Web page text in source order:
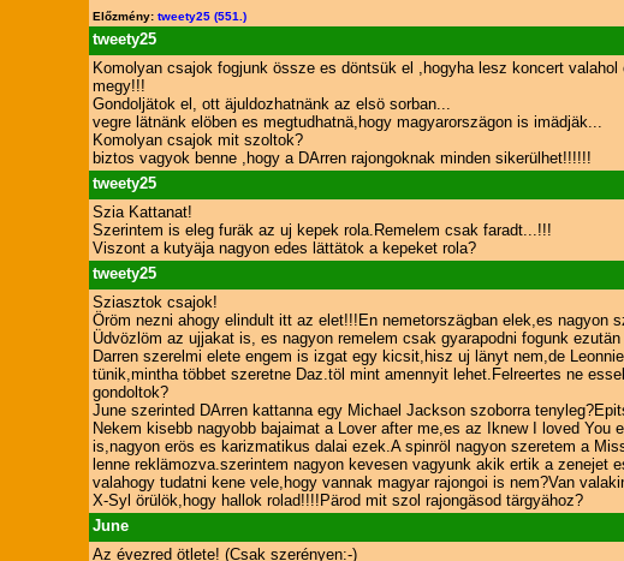
Előzmény: tweety25 (551.)
tweety25
Komolyan csajok fogjunk össze es döntsük el ,hogyha lesz koncert
megy!!!
Gondoljätok el, ott äjuldozhatnänk az elsö sorban...
vegre lätnänk elöben es megtudhatnä,hogy magyarorszägon is imädjäk...
Komolyan csajok mit szoltok?
biztos vagyok benne ,hogy a DArren rajongoknak minden sikerülhet!!!!!!
tweety25
Szia Kattanat!
Szerintem is eleg furäk az uj kepek rola.Remelem csak faradt...!!!
Viszont a kutyäja nagyon edes lättätok a kepeket rola?
tweety25
Sziasztok csajok!
Öröm nezni ahogy elindult itt az elet!!!En nemetorszägban elek,es
Üdvözlöm az ujjakat is, es nagyon remelem csak gyarapodni fogunk
Darren szerelmi elete engem is izgat egy kicsit,hisz uj länyt nem,de
tünik,mintha többet szeretne Daz.töl mint amennyit lehet.Felreertes ne
gondoltok?
June szerinted DArren kattanna egy Michael Jackson szoborra
Nekem kisebb nagyobb bajaimat a Lover after me,es az Iknew I loved
is,nagyon erös es karizmatikus dalai ezek.A spinröl nagyon szeretem a
lenne reklämozva.szerintem nagyon kevesen vagyunk akik ertik a zenejet
valahogy tudatni kene vele,hogy vannak magyar rajongoi is nem?Van
X-Syl örülök,hogy hallok rolad!!!!Pärod mit szol rajongäsod tärgyähoz?
June
Az évezred ötlete! (Csak szerényen:-)